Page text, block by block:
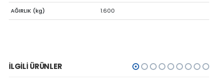
AĞIRLIK (kg) 1.600
İLGILI ÜRÜNLER